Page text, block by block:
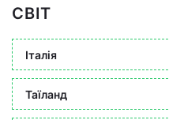
СВІТ
Італія
Таїланд